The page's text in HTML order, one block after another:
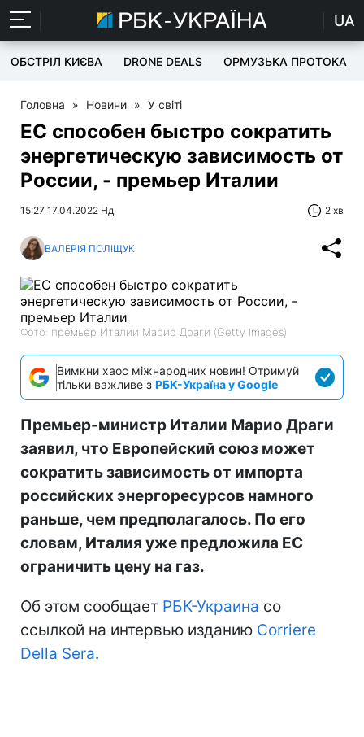
UA
ОБСТРІЛ КИЄВА DRONE DEALS ОРМУЗЬКА ПРОТОКА
Головна » Новини » У світі
ЕС способен быстро сократить
энергетическую зависимость от
России, - премьер Италии
15:27 17.04.2022 Нд 2 хв
ВАЛЕРІЯ ПОЛІЩУК
Фото: премьер Италии Марио Драги (Getty Images)
Вимкни хаос міжнародних новин! Отримуй
тільки важливе з РБК-Україна у Google
Премьер-министр Италии Марио Драги
заявил, что Европейский союз может
сократить зависимость от импорта
российских энергоресурсов намного
раньше, чем предполагалось. По его
словам, Италия уже предложила ЕС
ограничить цену на газ.
Об этом сообщает РБК-Украина со
ссылкой на интервью изданию Corriere
Della Sera.